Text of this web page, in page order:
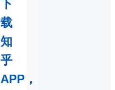
下
载
知
乎
APP，